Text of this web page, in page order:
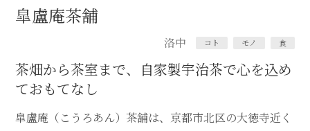
皐盧庵茶舗
洛中 コト モノ 食
茶畑から茶室まで、自家製宇治茶で心を込め
ておもてなし
皐盧庵（こうろあん）茶舗は、京都市北区の大徳寺近く